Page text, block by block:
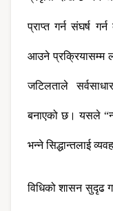
प्राप्त गर्न संघर्ष
आउने प्रक्रियासम्म
जटिलताले
बनाएको छ। यसले
भन्ने सिद्धान्तलाई
विधिको शासन सुदृढ